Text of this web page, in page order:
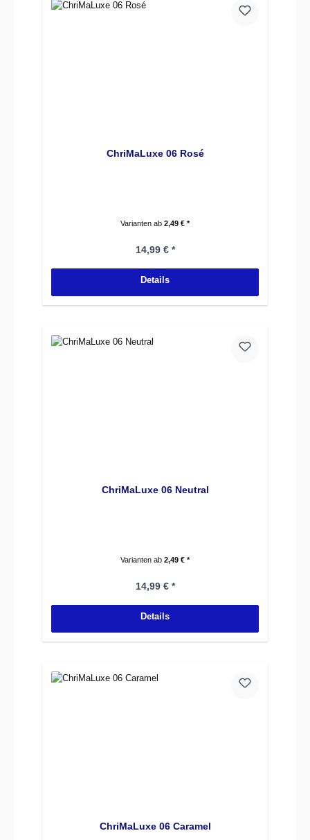
ChriMaLuxe 06 Rosé
Varianten ab 2,49 € *
Regulärer Preis:
14,99 € *
Details
ChriMaLuxe 06 Neutral
Varianten ab 2,49 € *
Regulärer Preis:
14,99 € *
Details
ChriMaLuxe 06 Caramel